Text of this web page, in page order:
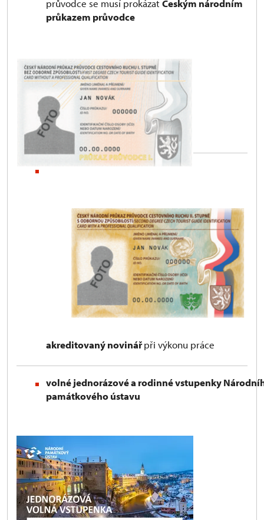
průvodce se musí prokázatČeským národním
průkazem průvodce
akreditovaný novinářpři výkonu práce
volné jednorázové a rodinné vstupenky
památkového ústavu